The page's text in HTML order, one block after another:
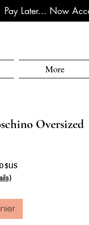
More
Oversized
$USPrix promotionnel